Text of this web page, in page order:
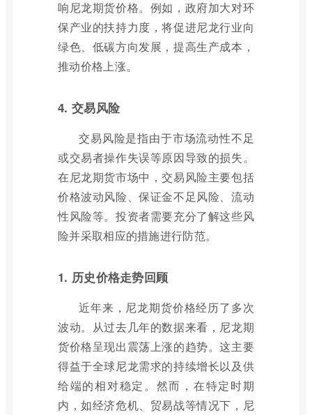
响尼龙期货价格。例如，政府加大对环
保产业的扶持力度，将促进尼龙行业向
绿色、低碳方向发展，提高生产成本，
推动价格上涨。
4. 交易风险
交易风险是指由于市场流动性不足
或交易者操作失误等原因导致的损失。
在尼龙期货市场中，交易风险主要包括
价格波动风险、保证金不足风险、流动
性风险等。投资者需要充分了解这些风
险并采取相应的措施进行防范。
1. 历史价格走势回顾
近年来，尼龙期货价格经历了多次
波动。从过去几年的数据来看，尼龙期
货价格呈现出震荡上涨的趋势。这主要
得益于全球尼龙需求的持续增长以及供
给端的相对稳定。然而，在特定时期
内，如经济危机、贸易战等情况下，尼